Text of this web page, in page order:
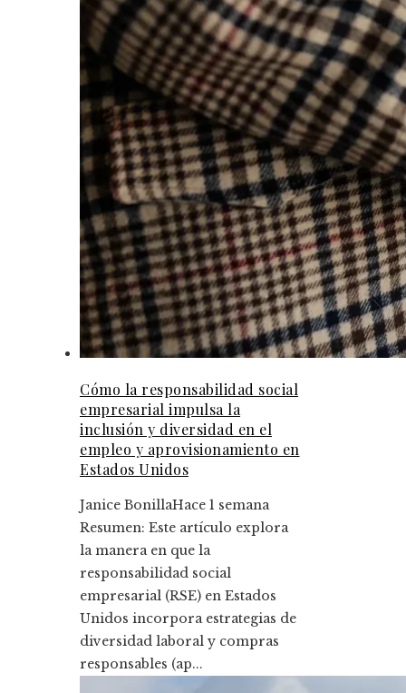
Cómo la responsabilidad social
empresarial impulsa la
inclusión y diversidad en el
empleo y aprovisionamiento en
Estados Unidos
Janice BonillaHace 1 semana
Resumen: Este artículo explora
la manera en que la
responsabilidad social
empresarial (RSE) en Estados
Unidos incorpora estrategias de
diversidad laboral y compras
responsables (ap...